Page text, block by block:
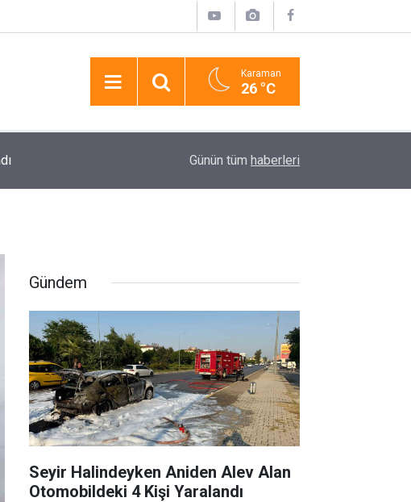
Karaman
26 °C
Manavgat’ta Sokak Hayvanlarına 75 Dönümlük
Günün tüm haberleri
Gündem
Seyir Halindeyken Aniden Alev Alan
Otomobildeki 4 Kişi Yaralandı